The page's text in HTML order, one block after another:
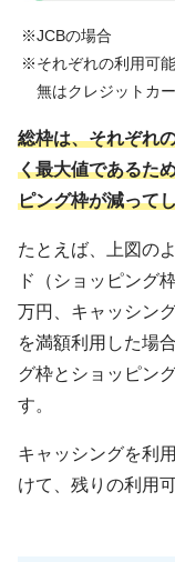
JCBの場合
それぞれの利用可
無はクレジットカ
総枠は、それぞれ
く最大値であるた
ピング枠が減って
たとえば、上図の
ド（ショッピング
万円、キャッシン
を満額利用した場
グ枠とショッピン
す。
キャッシングを利
けて、残りの利用